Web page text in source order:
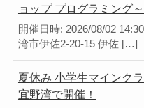
ョップ プログラミング
開催日時: 2026/08/02
湾市伊佐2-20-15 伊佐 […]
夏休み 小学生マインク
宜野湾で開催！